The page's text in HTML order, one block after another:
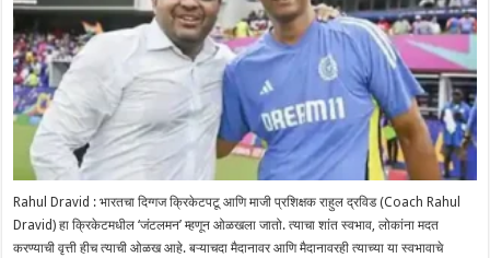
Rahul Dravid : भारतचा दिग्गज क्रिकेटपटू आणि माजी प्रशिक्षक राहुल द्रविड (Coach Rahul
Dravid) हा क्रिकेटमधील ‘जंटलमन’ म्हणून ओळखला जातो. त्याचा शांत स्वभाव, लोकांना मदत
करण्याची वृत्ती हीच त्याची ओळख आहे. बऱ्याचदा मैदानावर आणि मैदानावरही त्याच्या या स्वभावाचे